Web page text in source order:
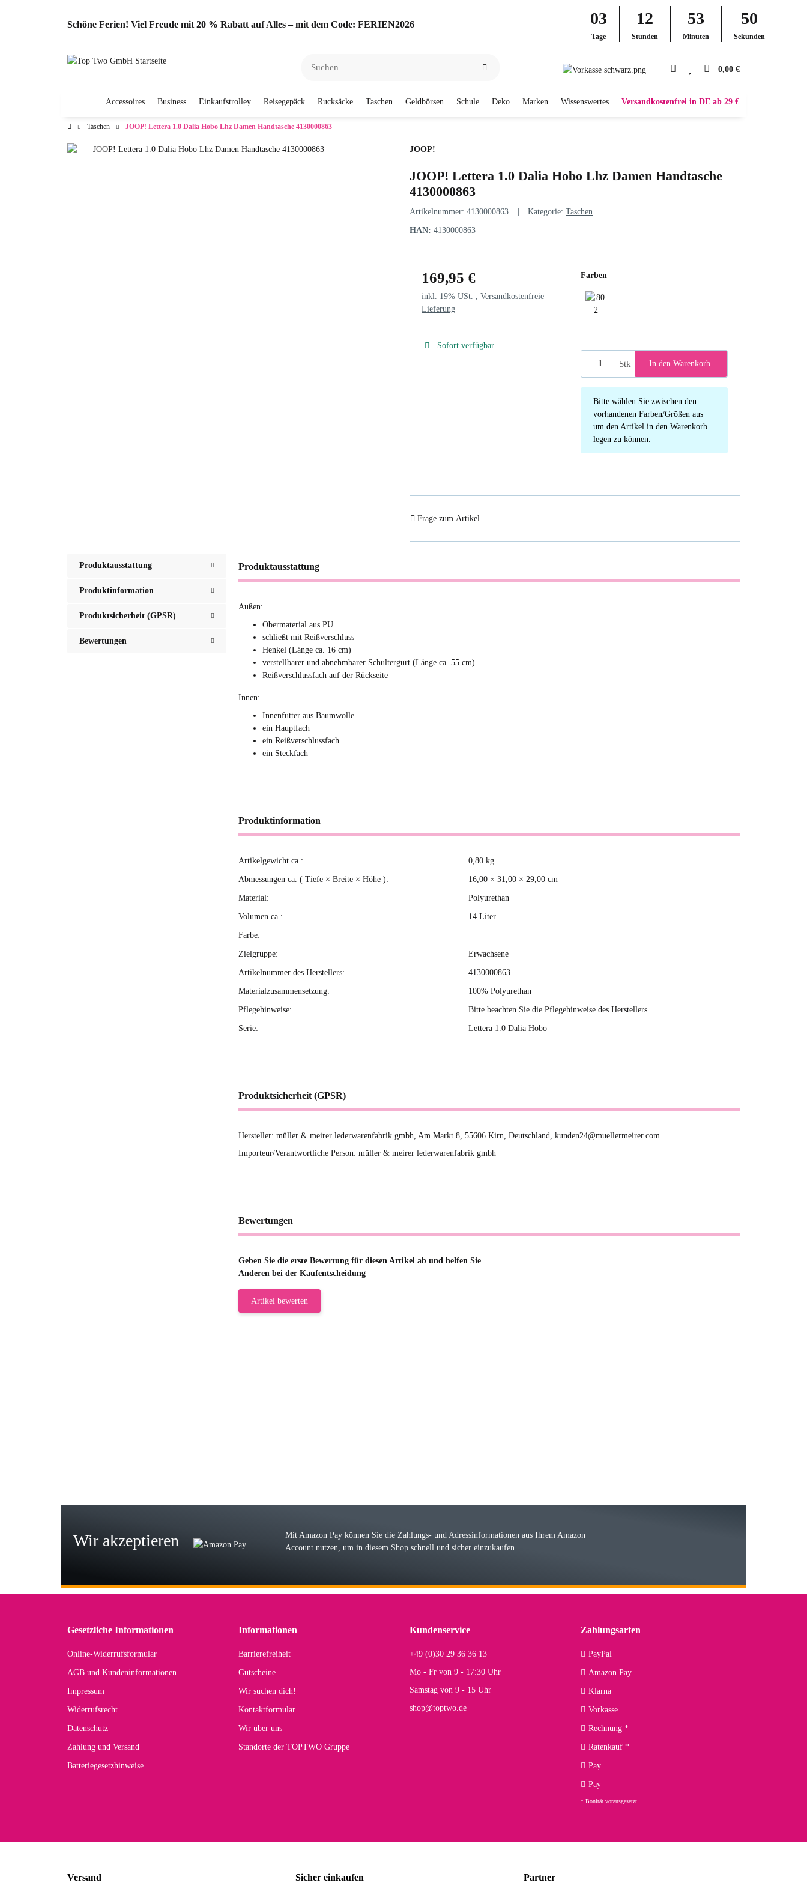
Schöne Ferien! Viel Freude mit 20 % Rabatt auf Alles – mit dem Code: FERIEN2026 03
Tage
12
Stunden
53
Minuten
49
Sekunden
0,00 €
Accessoires Business Einkaufstrolley Reisegepäck Rucksäcke Taschen Geldbörsen Schule Deko Marken Wissenswertes Versandkostenfrei in DE ab 29 €
Taschen JOOP! Lettera 1.0 Dalia Hobo Lhz Damen Handtasche 4130000863
JOOP!
JOOP! Lettera 1.0 Dalia Hobo Lhz Damen Handtasche
4130000863
Artikelnummer: 4130000863 Kategorie: Taschen
HAN: 4130000863
169,95 €
inkl. 19% USt. , Versandkostenfreie
Lieferung
Sofort verfügbar
Farben
Stk In den Warenkorb
x
Bitte wählen Sie zwischen den
vorhandenen Farben/Größen aus
um den Artikel in den Warenkorb
legen zu können.
Frage zum Artikel
Produktausstattung
Produktinformation
Produktsicherheit (GPSR)
Bewertungen
Produktausstattung
Außen:
Obermaterial aus PU
schließt mit Reißverschluss
Henkel (Länge ca. 16 cm)
verstellbarer und abnehmbarer Schultergurt (Länge ca. 55 cm)
Reißverschlussfach auf der Rückseite
Innen:
Innenfutter aus Baumwolle
ein Hauptfach
ein Reißverschlussfach
ein Steckfach
Produktinformation
Produkteigenschaft
Wert
Artikelgewicht ca.: 0,80 kg
Abmessungen ca. ( Tiefe × Breite × Höhe ): 16,00 × 31,00 × 29,00 cm
Material: Polyurethan
Volumen ca.: 14 Liter
Farbe:
Zielgruppe: Erwachsene
Artikelnummer des Herstellers: 4130000863
Materialzusammensetzung: 100% Polyurethan
Pflegehinweise: Bitte beachten Sie die Pflegehinweise des Herstellers.
Serie: Lettera 1.0 Dalia Hobo
Produktsicherheit (GPSR)
Hersteller: müller & meirer lederwarenfabrik gmbh, Am Markt 8, 55606 Kirn, Deutschland, kunden24@muellermeirer.com
Importeur/Verantwortliche Person: müller & meirer lederwarenfabrik gmbh
Bewertungen
Geben Sie die erste Bewertung für diesen Artikel ab und helfen Sie
Anderen bei der Kaufentscheidung
Artikel bewerten
Der Koffer macht einen sehr soliden Eindruck. Die Zuverlässigkeit muss sich noch in den kommenden Jahren herausstellen. Spannend wird es falls
Hans E
Wir akzeptieren
Mit Amazon Pay können Sie die Zahlungs- und Adressinformationen aus Ihrem Amazon
Account nutzen, um in diesem Shop schnell und sicher einzukaufen.
Gesetzliche Informationen
Online-Widerrufsformular
AGB und Kundeninformationen
Impressum
Widerrufsrecht
Datenschutz
Zahlung und Versand
Batteriegesetzhinweise
Informationen
Barrierefreiheit
Gutscheine
Wir suchen dich!
Kontaktformular
Wir über uns
Standorte der TOPTWO Gruppe
Kundenservice
+49 (0)30 29 36 36 13
Mo - Fr von 9 - 17:30 Uhr
Samstag von 9 - 15 Uhr
shop@toptwo.de
Zahlungsarten
PayPal
Amazon Pay
Klarna
Vorkasse
Rechnung *
Ratenkauf *
Pay
Pay
* Bonität vorausgesetzt
Versand Sicher einkaufen Partner